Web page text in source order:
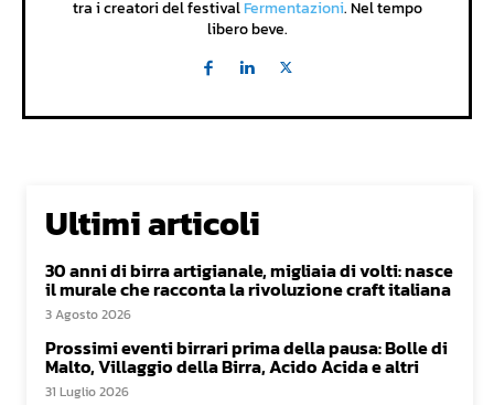
tra i creatori del festivalFermentazioni. Nel tempo
libero beve.
Ultimi articoli
30 anni di birra artigianale, migliaia di volti: nasce
il murale che racconta la rivoluzione craft italiana
3 Agosto 2026
Prossimi eventi birrari prima della pausa: Bolle di
Malto, Villaggio della Birra, Acido Acida e altri
31 Luglio 2026